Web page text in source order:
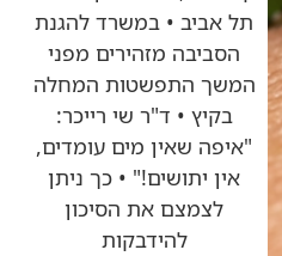
תל אביב • במשרד להגנת
הסביבה מזהירים מפני
המשך התפשטות המחלה
בקיץ • ד"ר שי רייכר:
"איפה שאין מים עומדים,
אין יתושים!" • כך ניתן
לצמצם את הסיכון
להידבקות